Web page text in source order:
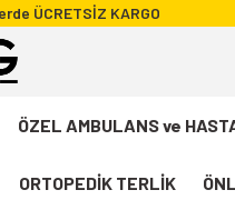
ÜCRETSİZ KARGO
ÖZEL AMBULANS ve
ORTOPEDİK TERLİK